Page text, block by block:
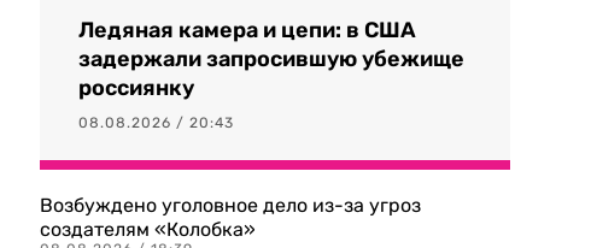
Ледяная камера и цепи: в США
задержали запросившую убежище
россиянку
08.08.2026 / 20:43
Возбуждено уголовное дело из-за угроз
создателям «Колобка»